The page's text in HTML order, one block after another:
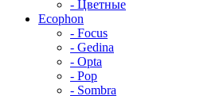
- Цветные
Ecophon
- Focus
- Gedina
- Opta
- Pop
- Sombra